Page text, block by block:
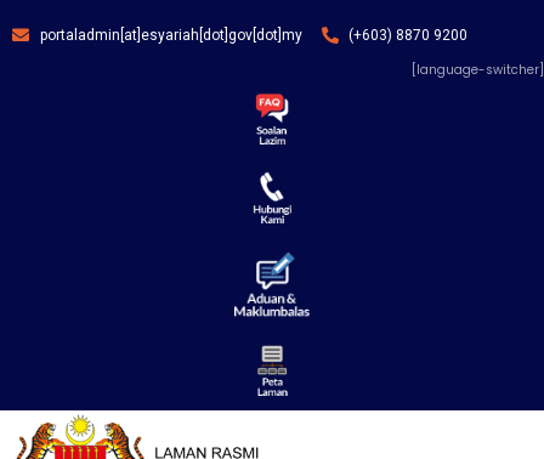
portaladmin[at]esyariah[dot]gov[dot]my (+603) 8870 9200
[language-switcher]